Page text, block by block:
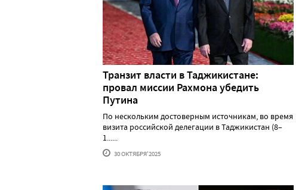
Транзит власти в Таджикистане:
провал миссии Рахмона убедить
Путина
По нескольким достоверным источникам, во время
визита российской делегации в Таджикистан (8–
1......
30 ОКТЯБРЯ'2025